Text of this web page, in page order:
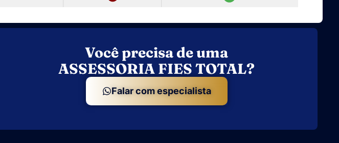
Você precisa de uma
ASSESSORIA FIES TOTAL?
Falar com especialista